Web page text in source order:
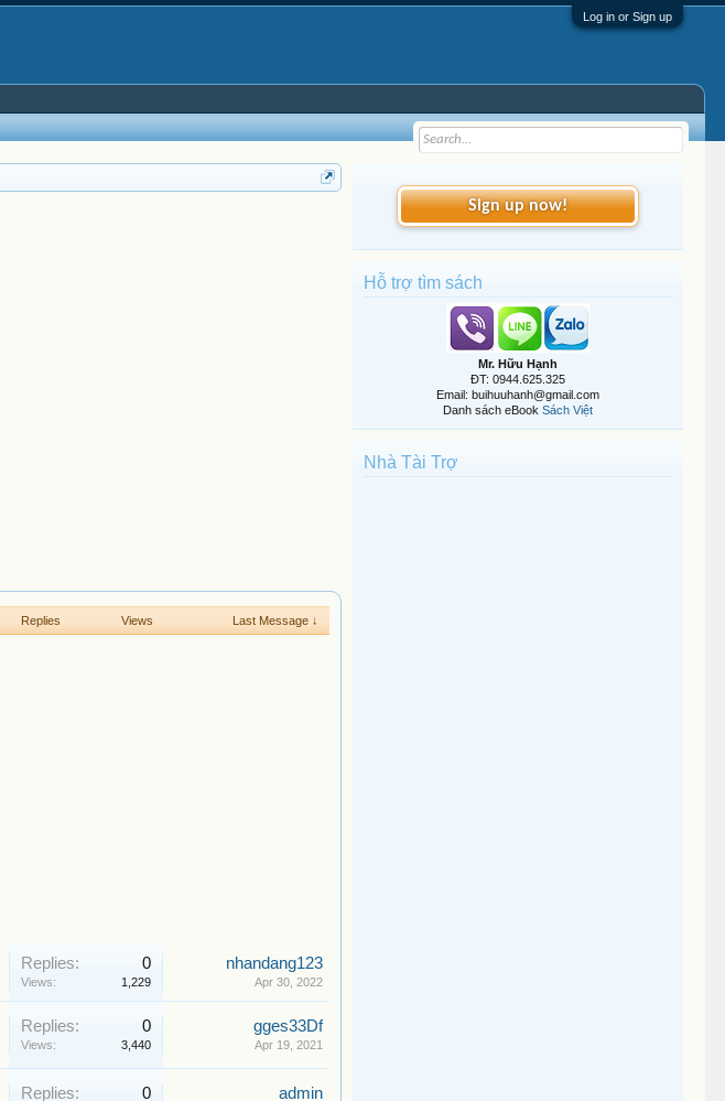
Log in or Sign up
Replies Views Last Message ↓
Replies: 0
Views: 1,229
nhandang123
Apr 30, 2022
Replies: 0
Views: 3,440
gges33Df
Apr 19, 2021
Replies: 0 admin
Sign up now!
Hỗ trợ tìm sách
Mr. Hữu Hạnh
ĐT: 0944.625.325
Email: buihuuhanh@gmail.com
Danh sách eBook Sách Việt
Nhà Tài Trợ